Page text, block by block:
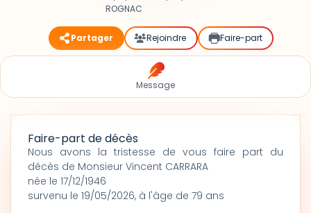
ROGNAC
Partager Rejoindre Faire-part
Message
Faire-part de décès
Nous avons la tristesse de vous faire part du
décès de Monsieur Vincent CARRARA
née le 17/12/1946
survenu le 19/05/2026, à l'âge de 79 ans